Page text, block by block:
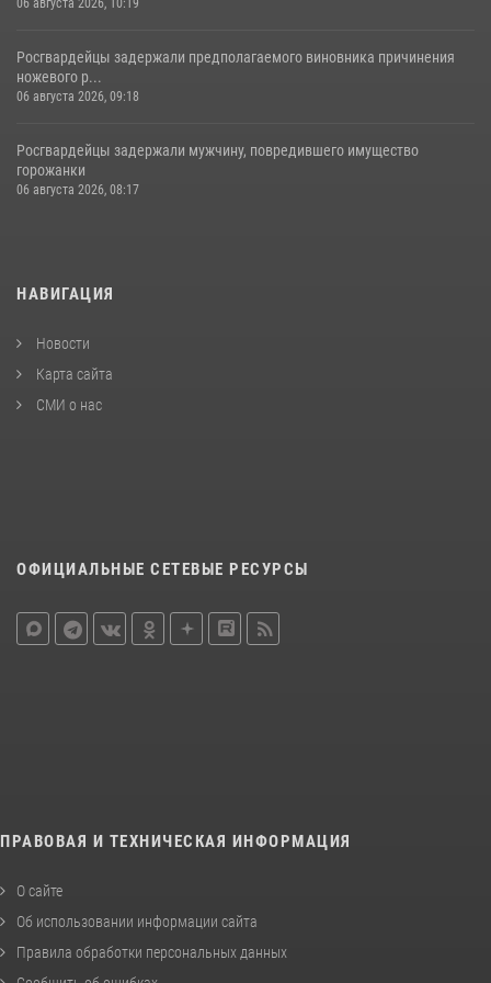
06 августа 2026, 10:19
Росгвардейцы задержали предполагаемого виновника причинения
ножевого р...
06 августа 2026, 09:18
Росгвардейцы задержали мужчину, повредившего имущество
горожанки
06 августа 2026, 08:17
НАВИГАЦИЯ
Новости
Карта сайта
СМИ о нас
ОФИЦИАЛЬНЫЕ СЕТЕВЫЕ РЕСУРСЫ
ПРАВОВАЯ И ТЕХНИЧЕСКАЯ ИНФОРМАЦИЯ
О сайте
Об использовании информации сайта
Правила обработки персональных данных